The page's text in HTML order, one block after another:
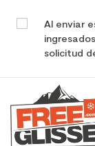
Al enviar
solicitud